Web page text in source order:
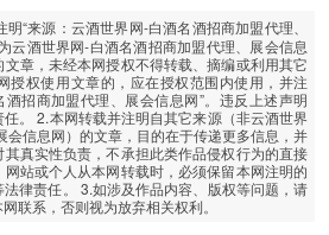
明“来源：云酒世界网-白酒名酒招商加盟代理、
云酒世界网-白酒名酒招商加盟代理、展会信息
章，未经本网授权不得转载、摘编或利用其它
授权使用文章的，应在授权范围内使用，并注
招商加盟代理、展会信息网”。违反上述声明
。 2.本网转载并注明自其它来源（非云酒世界
会信息网）的文章，目的在于传递更多信息，并
真实性负责，不承担此类作品侵权行为的直接
站或个人从本网转载时，必须保留本网注明的
律责任。 3.如涉及作品内容、版权等问题，请
联系，否则视为放弃相关权利。